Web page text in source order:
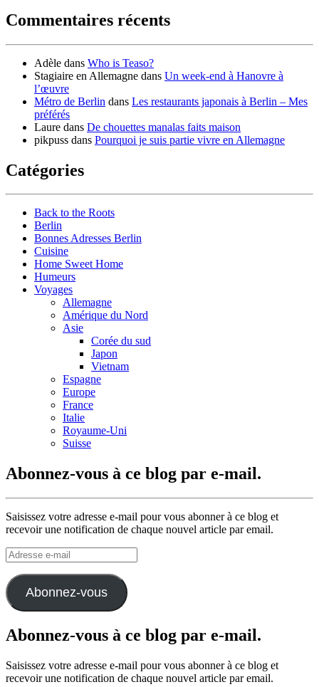
Commentaires récents
Adèle dans Who is Teaso?
Stagiaire en Allemagne dans Un week-end à Hanovre à
l’œuvre
Métro de Berlin dans Les restaurants japonais à Berlin – Mes
préférés
Laure dans De chouettes manalas faits maison
pikpuss dans Pourquoi je suis partie vivre en Allemagne
Catégories
Back to the Roots
Berlin
Bonnes Adresses Berlin
Cuisine
Home Sweet Home
Humeurs
Voyages
Allemagne
Amérique du Nord
Asie
Corée du sud
Japon
Vietnam
Espagne
Europe
France
Italie
Royaume-Uni
Suisse
Abonnez-vous à ce blog par e-mail.
Saisissez votre adresse e-mail pour vous abonner à ce blog et
recevoir une notification de chaque nouvel article par email.
Adresse
e-
mail
Abonnez-vous
Abonnez-vous à ce blog par e-mail.
Saisissez votre adresse e-mail pour vous abonner à ce blog et
recevoir une notification de chaque nouvel article par email.